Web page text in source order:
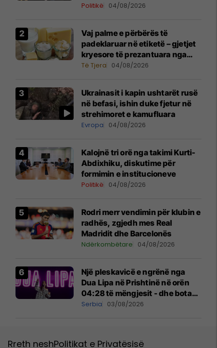
Politikë 04/08/2026
Vaj palme e përbërës të
padeklaruar në etiketë – gjetjet
kryesore të prezantuara nga
AUV-i pas kontrollit në sektorin
Të Tjera 04/08/2026
Ukrainasit i kapin ushtarët rusë
në befasi, ishin duke fjetur në
strehimoret e kamufluara
Evropa 04/08/2026
Kalojnë tri orë nga takimi Kurti-
Abdixhiku, diskutime për
formimin e institucioneve
Politikë 04/08/2026
Rodri merr vendimin për klubin e
radhës, zgjedh mes Real
Madridit dhe Barcelonës
Ndërkombëtare 04/08/2026
Një pleskavicë e ngrënë nga
Dua Lipa në Prishtinë në orën
04:28 të mëngjesit - dhe bota
digjitale serbe shpall gjendjen e
Serbia 03/08/2026
Rreth neshPolitikat e Privatësisë